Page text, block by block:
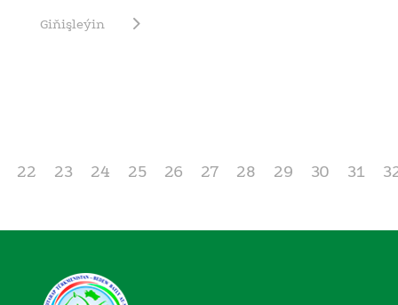
Giňişleýin
22 23 24 25 26 27 28 29 30 31